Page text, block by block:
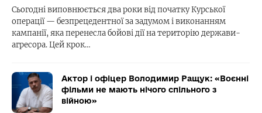
Сьогодні виповнюється два роки від початку Курської
операції — безпрецедентної за задумом і виконанням
кампанії, яка перенесла бойові дії на територію держави-
агресора. Цей крок…
Актор і офіцер Володимир Ращук: «Воєнні
фільми не мають нічого спільного з
війною»